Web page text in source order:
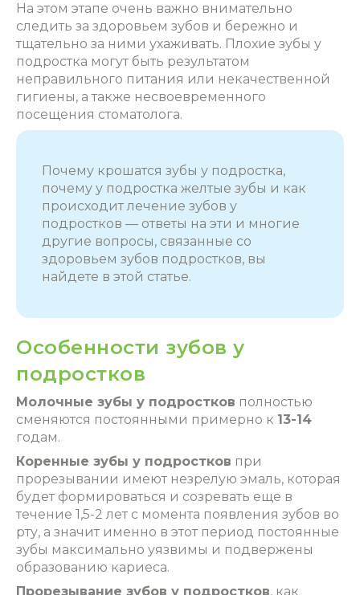
На этом этапе очень важно внимательно
следить за здоровьем зубов и бережно и
тщательно за ними ухаживать. Плохие зубы у
подростка могут быть результатом
неправильного питания или некачественной
гигиены, а также несвоевременного
посещения стоматолога.
Почему крошатся зубы у подростка,
почему у подростка желтые зубы и как
происходит лечение зубов у
подростков — ответы на эти и многие
другие вопросы, связанные со
здоровьем зубов подростков, вы
найдете в этой статье.
Особенности зубов у
подростков
Молочные зубы у подростков полностью
сменяются постоянными примерно к 13-14
годам.
Коренные зубы у подростков при
прорезывании имеют незрелую эмаль, которая
будет формироваться и созревать еще в
течение 1,5-2 лет с момента появления зубов во
рту, а значит именно в этот период постоянные
зубы максимально уязвимы и подвержены
образованию кариеса.
Прорезывание зубов у подростков, как